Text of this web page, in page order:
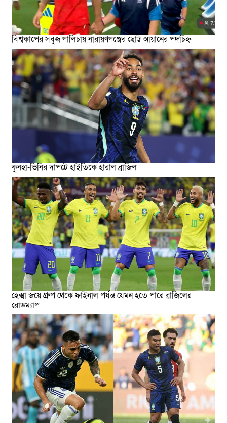
বিশ্বকাপের সবুজ গালিচায় নারায়ণগঞ্জের ছোট্ট আয়ানের পদচিহ্ন
কুনহা-ভিনির দাপটে হাইতিকে হারাল ব্রাজিল
হেক্সা জয়ে গ্রুপ থেকে ফাইনাল পর্যন্ত যেমন হতে পারে ব্রাজিলের
রোডম্যাপ